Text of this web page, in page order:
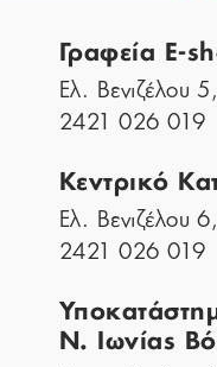
Γραφεία E-
Ελ. Βενιζέλου
2421 026 019
Κεντρικό
Ελ. Βενιζέλου
2421 026 019
Ν. Ιωνίας